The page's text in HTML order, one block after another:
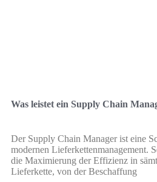
Was leistet ein Supply Chain
Der Supply Chain Manager ist eine
modernen Lieferkettenmanagement.
die Maximierung der Effizienz in
Lieferkette, von der Beschaffung